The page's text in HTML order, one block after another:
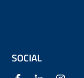
SOCIAL